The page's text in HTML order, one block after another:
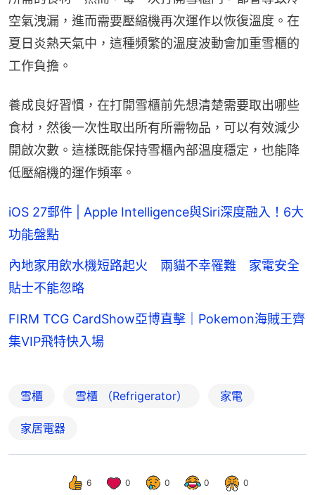
空氣洩漏，進而需要壓縮機再次運作以恢復溫度。在
夏日炎熱天氣中，這種頻繁的溫度波動會加重雪櫃的
工作負擔。
養成良好習慣，在打開雪櫃前先想清楚需要取出哪些
食材，然後一次性取出所有所需物品，可以有效減少
開啟次數。這樣既能保持雪櫃內部溫度穩定，也能降
低壓縮機的運作頻率。
iOS 27郵件 | Apple Intelligence與Siri深度融入！6大
功能盤點
內地家用飲水機短路起火 兩貓不幸罹難 家電安全
貼士不能忽略
FIRM TCG CardShow亞博直擊｜Pokemon海賊王齊
集VIP飛特快入場
雪櫃 雪櫃 （Refrigerator） 家電
家居電器
6 0 0 0 0